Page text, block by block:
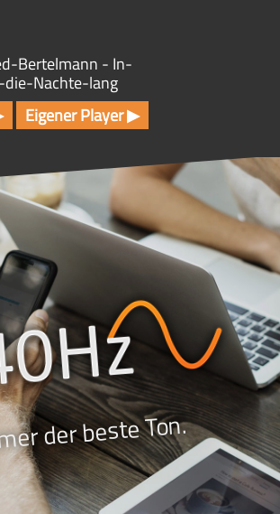
Bertelmann - In-
Nachte-lang
Eigener Player ▶
der beste Ton.